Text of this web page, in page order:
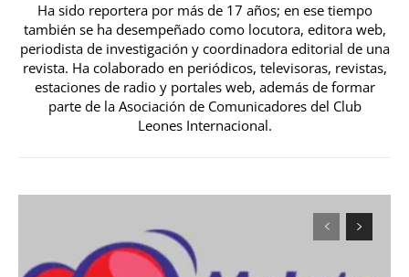
Ha sido reportera por más de 17 años; en ese tiempo
también se ha desempeñado como locutora, editora web,
periodista de investigación y coordinadora editorial de una
revista. Ha colaborado en periódicos, televisoras, revistas,
estaciones de radio y portales web, además de formar
parte de la Asociación de Comunicadores del Club
Leones Internacional.